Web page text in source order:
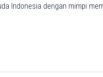
Indonesia dengan mimpi